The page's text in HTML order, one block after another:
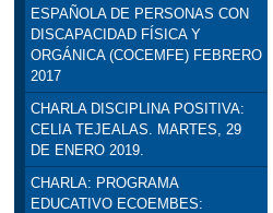
ESPAÑOLA DE PERSONAS CON
DISCAPACIDAD FÍSICA Y
ORGÁNICA (COCEMFE) FEBRERO
2017
CHARLA DISCIPLINA POSITIVA:
CELIA TEJEALAS. MARTES, 29
DE ENERO 2019.
CHARLA: PROGRAMA
EDUCATIVO ECOEMBES: